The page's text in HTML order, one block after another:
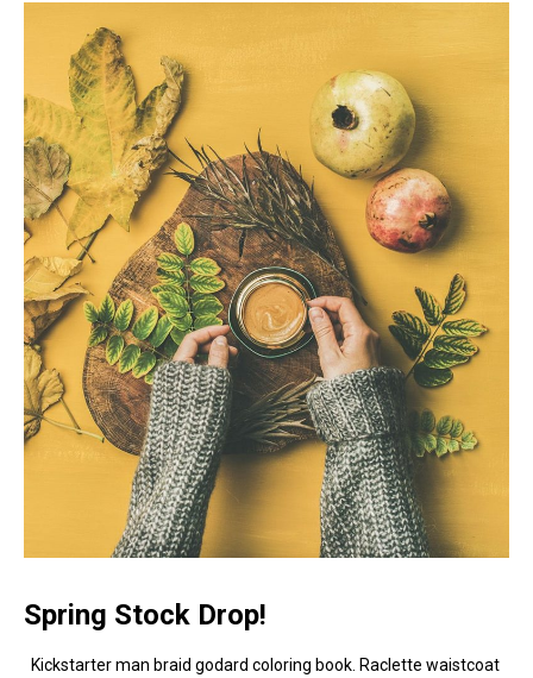
Spring Stock Drop!
Kickstarter man braid godard coloring book. Raclette waistcoat